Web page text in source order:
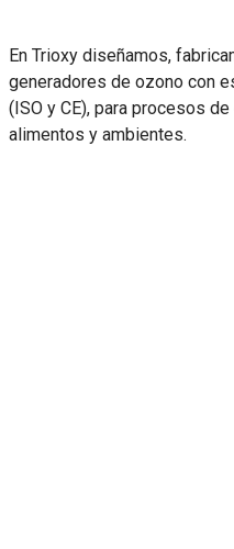
En Trioxy diseñamos,
generadores de ozono con
(ISO y CE), para procesos
alimentos y ambientes.